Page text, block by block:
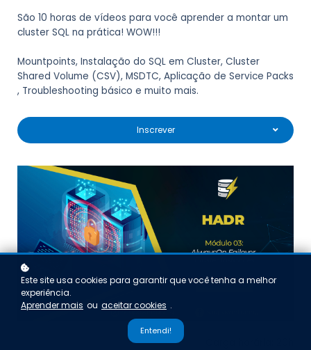
São 10 horas de vídeos para você aprender a montar um
cluster SQL na prática! WOW!!!
Mountpoints, Instalação do SQL em Cluster, Cluster
Shared Volume (CSV), MSDTC, Aplicação de Service Packs
, Troubleshooting básico e muito mais.
Inscrever
Este site usa cookies para garantir que você tenha a melhor
experiência.
Aprender mais ou aceitar cookies .
Entendi!